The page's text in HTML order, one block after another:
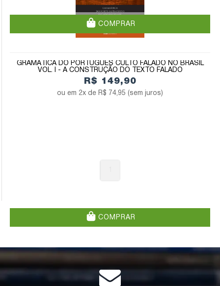
COMPRAR
GRAMÁTICA DO PORTUGUÊS CULTO FALADO NO BRASIL
VOL. I - A CONSTRUÇÃO DO TEXTO FALADO
R$ 149,90
2x de R$ 74,95 (sem juros)
COMPRAR